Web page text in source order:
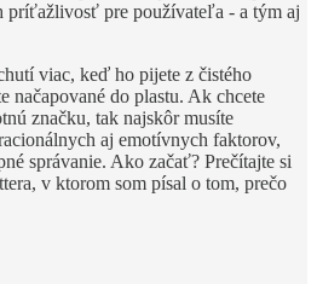
príťažlivosť pre používateľa - a tým aj
viac, keď ho pijete z čistého
načapované do plastu. Ak chcete
značku, tak najskôr musíte
aj emotívnych faktorov,
správanie. Ako začať? Prečítajte si
v ktorom som písal o tom, prečo